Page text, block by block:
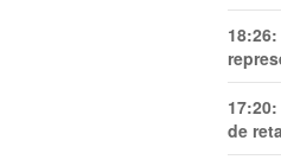
18:26:
17:20:
de